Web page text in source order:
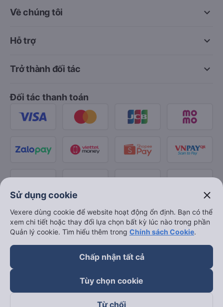
keyboard_arrow_down
Về chúng tôi
keyboard_arrow_down
Hỗ trợ
keyboard_arrow_down
Trở thành đối tác
Đối tác thanh toán
Sử dụng cookie close
Vexere dùng cookie để website hoạt động ổn định. Bạn có thể
xem chi tiết hoặc thay đổi lựa chọn bất kỳ lúc nào trong phần
Quản lý cookie. Tìm hiểu thêm trong Chính sách Cookie.
Chấp nhận tất cả
Tùy chọn cookie
Từ chối